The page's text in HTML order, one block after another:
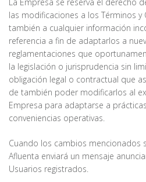
las modificaciones a los Términos
también a cualquier información
referencia a fin de adaptarlos a
reglamentaciones que
la legislación o jurisprudencia sin
obligación legal o contractual que
de también poder modificarlos al
Empresa para adaptarse a
conveniencias operativas.
Cuando los cambios mencionados
Afluenta enviará un mensaje
Usuarios registrados.